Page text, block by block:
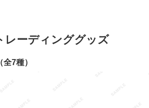
レーディンググッズ
7種）